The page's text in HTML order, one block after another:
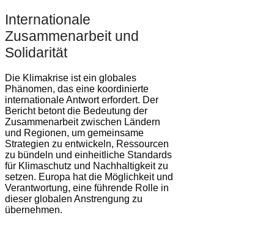
Internationale
Zusammenarbeit und
Solidarität
Die Klimakrise ist ein globales
Phänomen, das eine koordinierte
internationale Antwort erfordert. Der
Bericht betont die Bedeutung der
Zusammenarbeit zwischen Ländern
und Regionen, um gemeinsame
Strategien zu entwickeln, Ressourcen
zu bündeln und einheitliche Standards
für Klimaschutz und Nachhaltigkeit zu
setzen. Europa hat die Möglichkeit und
Verantwortung, eine führende Rolle in
dieser globalen Anstrengung zu
übernehmen.